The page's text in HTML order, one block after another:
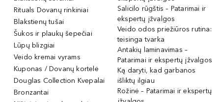
Rituals Dovanų rinkiniai
Blakstienų tušai
Šukos ir plaukų šepečiai
Lūpų blizgiai
Veido kremai vyrams
Kuponas / Dovanų kortelė
Douglas Collection Kvepalai
Bronzantai
Salicilo rūgštis – Patarimai ir
ekspertų įžvalgos
Veido odos priežiūros rutina:
teisinga tvarka
Antakių laminavimas –
Patarimai ir ekspertų įžvalgos
Ką daryti, kad garbanos
išliktų ilgiau
Rožinė – Patarimai ir ekspertų